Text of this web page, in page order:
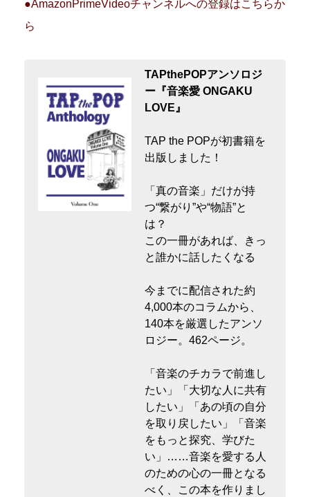
●AmazonPrimeVideoチャンネルへの登録はこちらか
ら
TAPthePOPアンソロジ
ー『音楽愛 ONGAKU
LOVE』
TAP the POPが初書籍を
出版しました！
「真の音楽」だけが持
つ“繋がり”や“物語”と
は？
この一冊があれば、きっ
と誰かに話したくなる
今までに配信された約
4,000本のコラムから、
140本を厳選したアンソ
ロジー。462ページ。
「音楽のチカラで前進し
たい」「大切な人に共有
したい」「あの頃の自分
を取り戻したい」「音楽
をもっと探究、学びた
い」……音楽を愛する人
のための心の一冊となる
べく、この本を作りまし